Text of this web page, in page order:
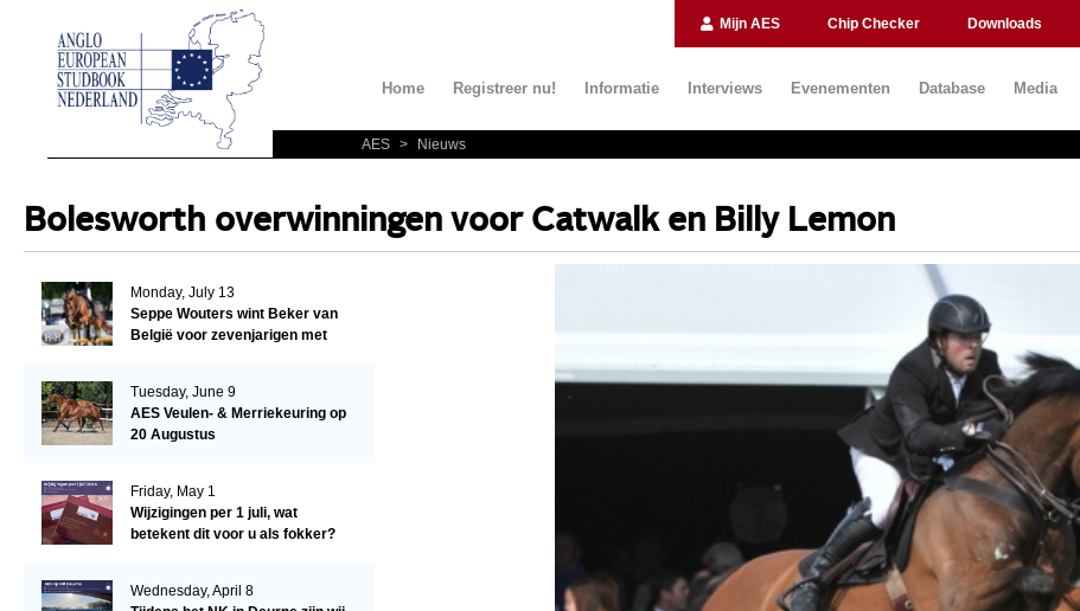
Mijn AES Chip Checker Downloads
Home Registreer nu! Informatie Interviews Evenementen Database Media
AES > Nieuws
Bolesworth overwinningen voor Catwalk en Billy Lemon
Monday, July 13
Seppe Wouters wint Beker van
België voor zevenjarigen met
Tuesday, June 9
AES Veulen- & Merriekeuring op
20 Augustus
Friday, May 1
Wijzigingen per 1 juli, wat
betekent dit voor u als fokker?
Wednesday, April 8